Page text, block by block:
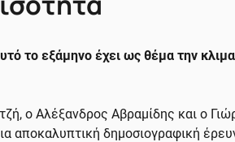
το εξάμηνο έχει ως θέμα την
ο Αλέξανδρος Αβραμίδης και ο
αποκαλυπτική δημοσιογραφική